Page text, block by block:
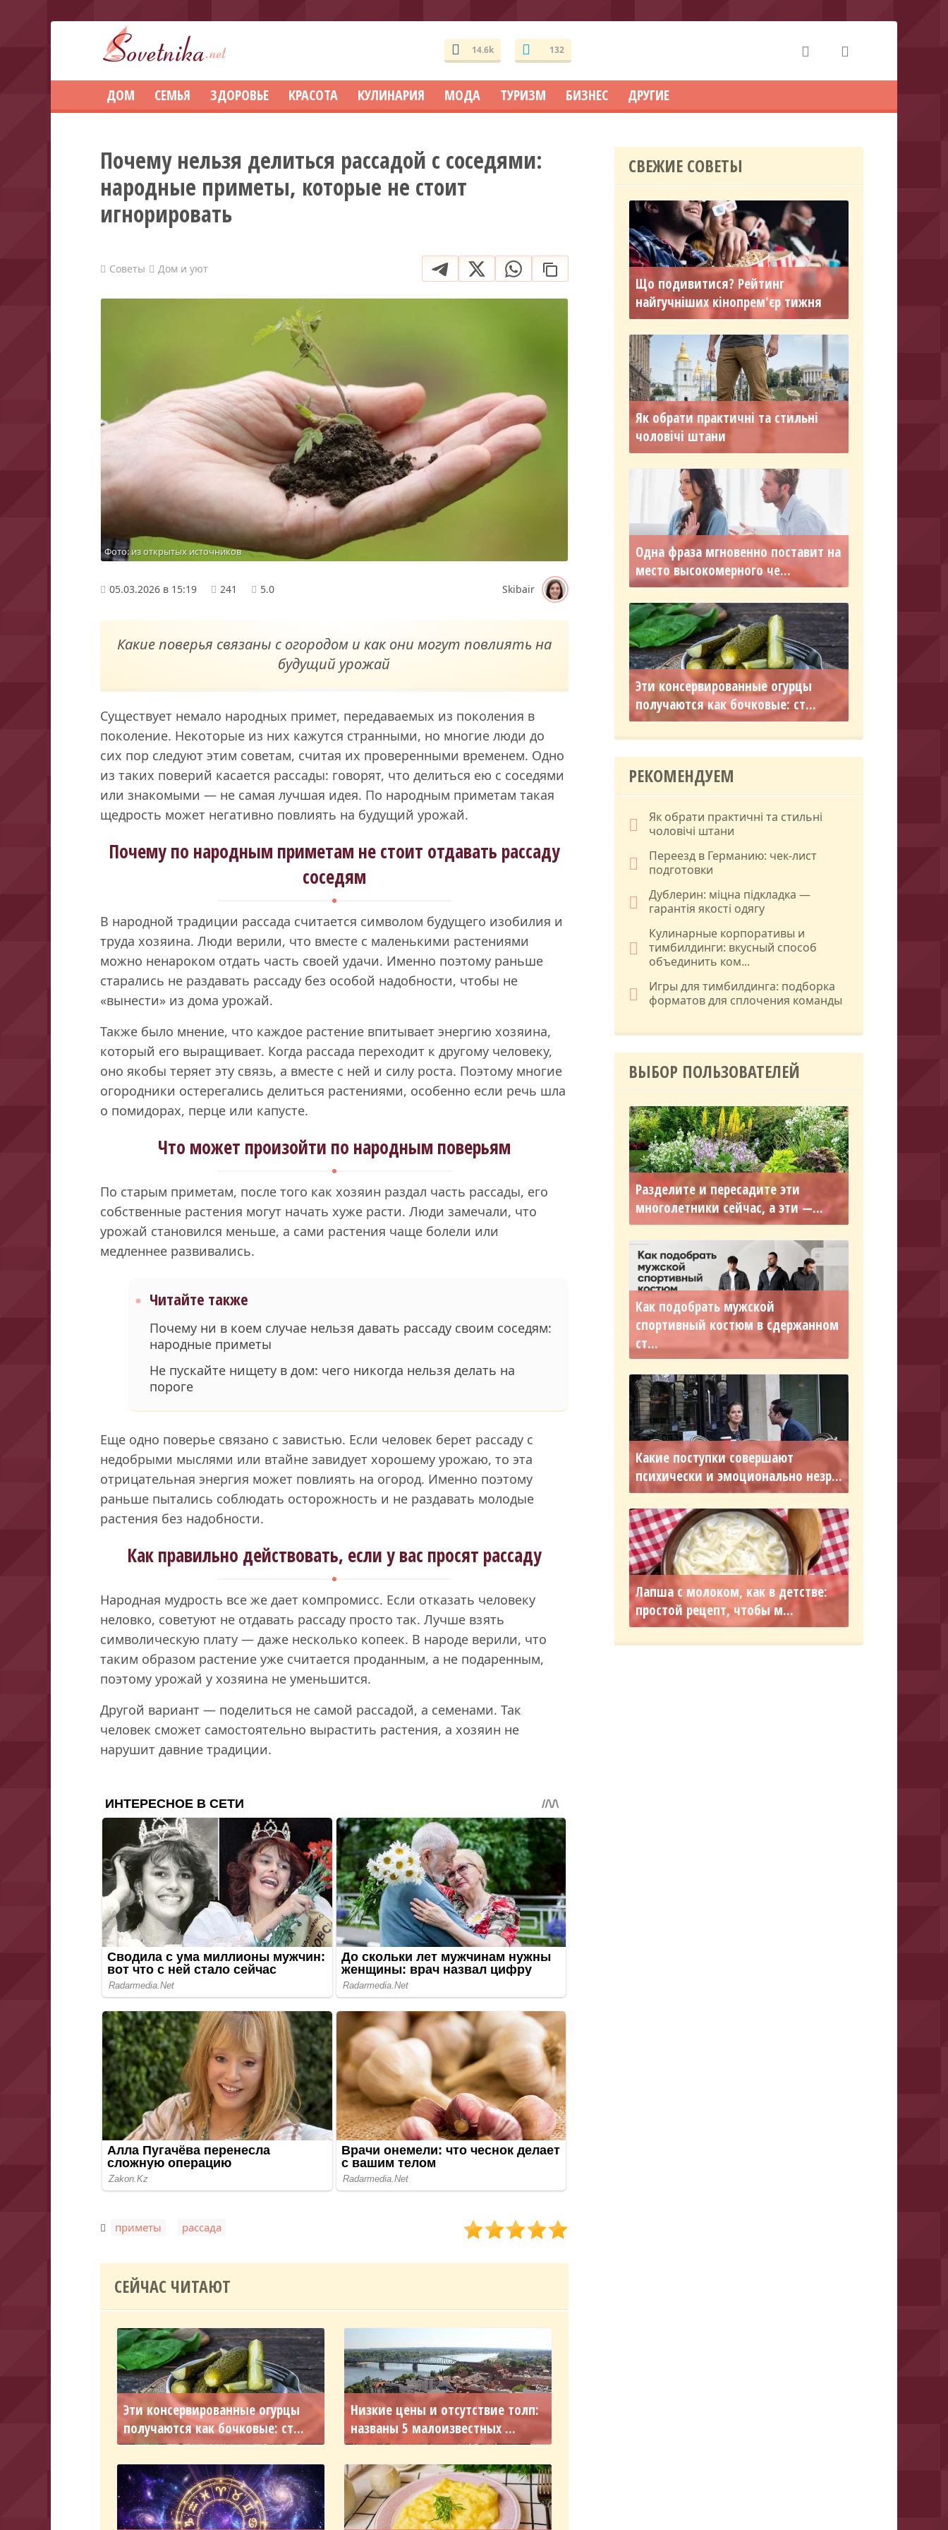
14.6k 132
ДОМ СЕМЬЯ ЗДОРОВЬЕ КРАСОТА КУЛИНАРИЯ МОДА ТУРИЗМ БИЗНЕС ДРУГИЕ
Почему нельзя делиться рассадой с соседями:
народные приметы, которые не стоит
игнорировать
Советы Дом и уют
Фото: из открытых источников
05.03.2026 в 15:19 241 5.0 Skibair
Какие поверья связаны с огородом и как они могут повлиять на
будущий урожай
Существует немало народных примет, передаваемых из поколения в
поколение. Некоторые из них кажутся странными, но многие люди до
сих пор следуют этим советам, считая их проверенными временем. Одно
из таких поверий касается рассады: говорят, что делиться ею с соседями
или знакомыми — не самая лучшая идея. По народным приметам такая
щедрость может негативно повлиять на будущий урожай.
Почему по народным приметам не стоит отдавать рассаду
соседям
В народной традиции рассада считается символом будущего изобилия и
труда хозяина. Люди верили, что вместе с маленькими растениями
можно ненароком отдать часть своей удачи. Именно поэтому раньше
старались не раздавать рассаду без особой надобности, чтобы не
«вынести» из дома урожай.
Также было мнение, что каждое растение впитывает энергию хозяина,
который его выращивает. Когда рассада переходит к другому человеку,
оно якобы теряет эту связь, а вместе с ней и силу роста. Поэтому многие
огородники остерегались делиться растениями, особенно если речь шла
о помидорах, перце или капусте.
Что может произойти по народным поверьям
По старым приметам, после того как хозяин раздал часть рассады, его
собственные растения могут начать хуже расти. Люди замечали, что
урожай становился меньше, а сами растения чаще болели или
медленнее развивались.
Читайте также
Почему ни в коем случае нельзя давать рассаду своим соседям:
народные приметы
Не пускайте нищету в дом: чего никогда нельзя делать на
пороге
Еще одно поверье связано с завистью. Если человек берет рассаду с
недобрыми мыслями или втайне завидует хорошему урожаю, то эта
отрицательная энергия может повлиять на огород. Именно поэтому
раньше пытались соблюдать осторожность и не раздавать молодые
растения без надобности.
Как правильно действовать, если у вас просят рассаду
Народная мудрость все же дает компромисс. Если отказать человеку
неловко, советуют не отдавать рассаду просто так. Лучше взять
символическую плату — даже несколько копеек. В народе верили, что
таким образом растение уже считается проданным, а не подаренным,
поэтому урожай у хозяина не уменьшится.
Другой вариант — поделиться не самой рассадой, а семенами. Так
человек сможет самостоятельно вырастить растения, а хозяин не
нарушит давние традиции.
приметы рассада
СЕЙЧАС ЧИТАЮТ
Эти консервированные огурцы
получаются как бочковые: ст...
Низкие цены и отсутствие толп:
названы 5 малоизвестных ...
СВЕЖИЕ СОВЕТЫ
Що подивитися? Рейтинг
найгучніших кінопрем'єр тижня
Як обрати практичні та стильні
чоловічі штани
Одна фраза мгновенно поставит на
место высокомерного че...
Эти консервированные огурцы
получаются как бочковые: ст...
РЕКОМЕНДУЕМ
Як обрати практичні та стильні
чоловічі штани
Переезд в Германию: чек-лист
подготовки
Дублерин: міцна підкладка —
гарантія якості одягу
Кулинарные корпоративы и
тимбилдинги: вкусный способ
объединить ком...
Игры для тимбилдинга: подборка
форматов для сплочения команды
ВЫБОР ПОЛЬЗОВАТЕЛЕЙ
Разделите и пересадите эти
многолетники сейчас, а эти —...
Как подобрать мужской
спортивный костюм в сдержанном
ст...
Какие поступки совершают
психически и эмоционально незр...
Лапша с молоком, как в детстве:
простой рецепт, чтобы м...